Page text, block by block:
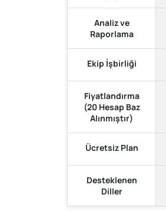
Analiz ve
Raporlama
Ekip İşbirliği
Fiyatlandırma
(20 Hesap Baz
Alınmıştır)
Ücretsiz Plan
Desteklenen
Diller